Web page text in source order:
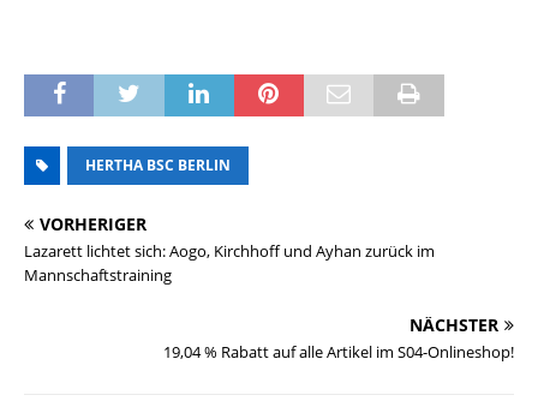
HERTHA BSC BERLIN
VORHERIGER
Lazarett lichtet sich: Aogo, Kirchhoff und Ayhan zurück im
Mannschaftstraining
NÄCHSTER
19,04 % Rabatt auf alle Artikel im S04-Onlineshop!